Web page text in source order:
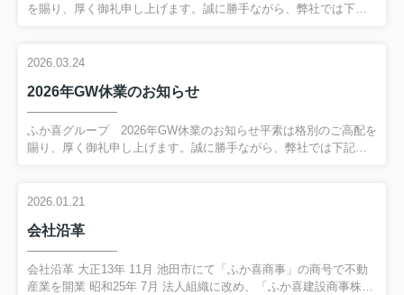
を賜り、厚く御礼申し上げます。誠に勝手ながら、弊社では下記
ただきます。期間中はご不便をおかけいたしますが、何卒ご了承
常通り営業（10：00～18：00）致します。休業期間中にいただい
たお問い合わせにつきましては２０２６年８月１７日（月）以降
に順次対応させていただきます。今後ともよろしくお願い申し上
げます。*****************************...
2026.03.24
2026年GW休業のお知らせ
ふか喜グループ 2026年GW休業のお知らせ平素は格別のご高配を
賜り、厚く御礼申し上げます。誠に勝手ながら、弊社では下記を
きます。期間中はご不便をおかけいたしますが、何卒ご了承のほ
営業（10：00～18：00）致します。休業期間中にいただいたお問
い合わせにつきましては２０２６年５月７日（木）以降に順次対
応させていただきます。今後ともよろしくお願い申し上げます。
*******************************...
2026.01.21
会社沿革
会社沿革 大正13年 11月 池田市にて「ふか喜商事」の商号で不動
産業を開業 昭和25年 7月 法人組織に改め、「ふか喜建設商事株式